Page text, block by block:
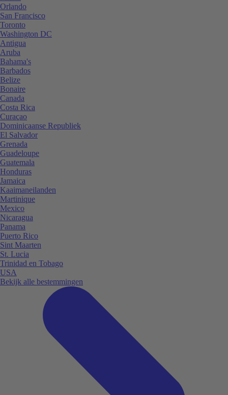
Orlando
San Francisco
Toronto
Washington DC
Antigua
Aruba
Bahama's
Barbados
Belize
Bonaire
Canada
Costa Rica
Curaçao
Dominicaanse Republiek
El Salvador
Grenada
Guadeloupe
Guatemala
Honduras
Jamaica
Kaaimaneilanden
Martinique
Mexico
Nicaragua
Panama
Puerto Rico
Sint Maarten
St. Lucia
Trinidad en Tobago
USA
Bekijk alle bestemmingen